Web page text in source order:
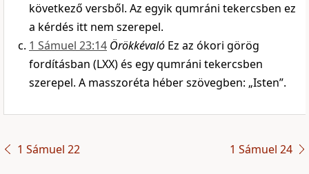
következő versből. Az egyik qumráni tekercsben ez
a kérdés itt nem szerepel.
1 Sámuel 23:14 Örökkévaló Ez az ókori görög
fordításban (LXX) és egy qumráni tekercsben
szerepel. A masszoréta héber szövegben: „Isten”.
1 Sámuel 22 1 Sámuel 24